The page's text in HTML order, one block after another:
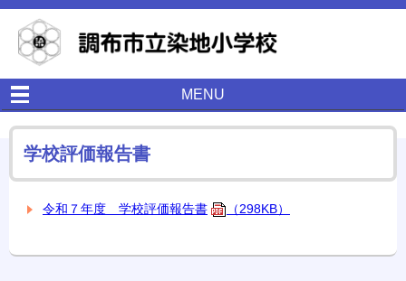
MENU
学校評価報告書
令和７年度 学校評価報告書 （298KB）